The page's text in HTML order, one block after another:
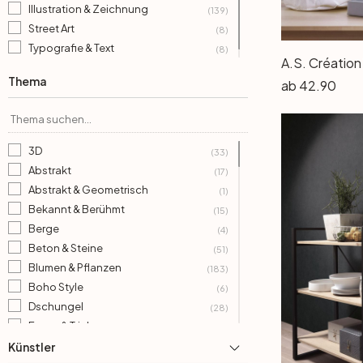
Büro
Bad
Eingangsbereich
Bronze (6)
Chrom / Metallic (3)
Kupfer (11)
Illustration & Zeichnung (139)
Street Art (8)
Typografie & Text (8)
Thema
3D (33)
Abstrakt (17)
Abstrakt & Geometrisch (1)
Bekannt & Berühmt (15)
Berge (4)
Beton & Steine (51)
Blumen & Pflanzen (183)
Boho Style (6)
Dschungel (28)
Essen & Trinken
Fahrzeuge
Künstler
ab 42.90